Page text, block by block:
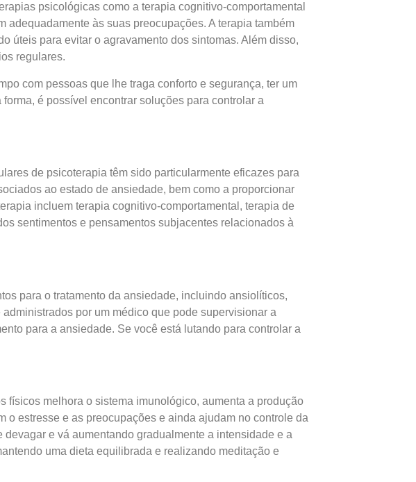
psicológicas como a terapia cognitivo-comportamental
adequadamente às suas preocupações. A terapia também
úteis para evitar o agravamento dos sintomas. Além disso,
regulares.
com pessoas que lhe traga conforto e segurança, ter um
é possível encontrar soluções para controlar a
de psicoterapia têm sido particularmente eficazes para
ao estado de ansiedade, bem como a proporcionar
incluem terapia cognitivo-comportamental, terapia de
sentimentos e pensamentos subjacentes relacionados à
para o tratamento da ansiedade, incluindo ansiolíticos,
por um médico que pode supervisionar a
para a ansiedade. Se você está lutando para controlar a
físicos melhora o sistema imunológico, aumenta a produção
estresse e as preocupações e ainda ajudam no controle da
e vá aumentando gradualmente a intensidade e a
uma dieta equilibrada e realizando meditação e